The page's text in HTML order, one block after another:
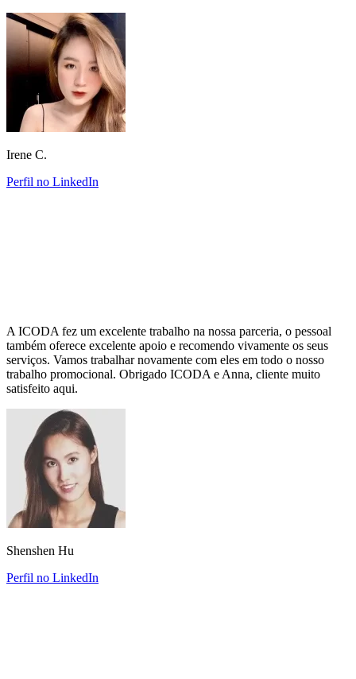
Irene C.
Perfil no LinkedIn
A ICODA fez um excelente trabalho na nossa parceria, o pessoal
também oferece excelente apoio e recomendo vivamente os seus
serviços. Vamos trabalhar novamente com eles em todo o nosso
trabalho promocional. Obrigado ICODA e Anna, cliente muito
satisfeito aqui.
Shenshen Hu
Perfil no LinkedIn